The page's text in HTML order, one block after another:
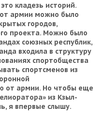
кладезь историй.
от армии можно было
городов,
проекта. Можно было
союзных республик,
входила в структуру
спортобщества
спортсменов из
от армии. Но чтобы еще
из Кзыл-
я впервые слышу.